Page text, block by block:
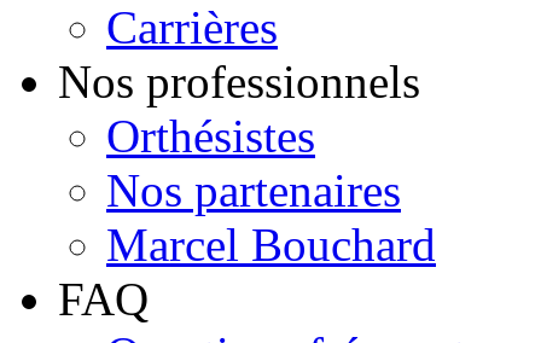
Carrières
Nos professionnels
Orthésistes
Nos partenaires
Marcel Bouchard
FAQ